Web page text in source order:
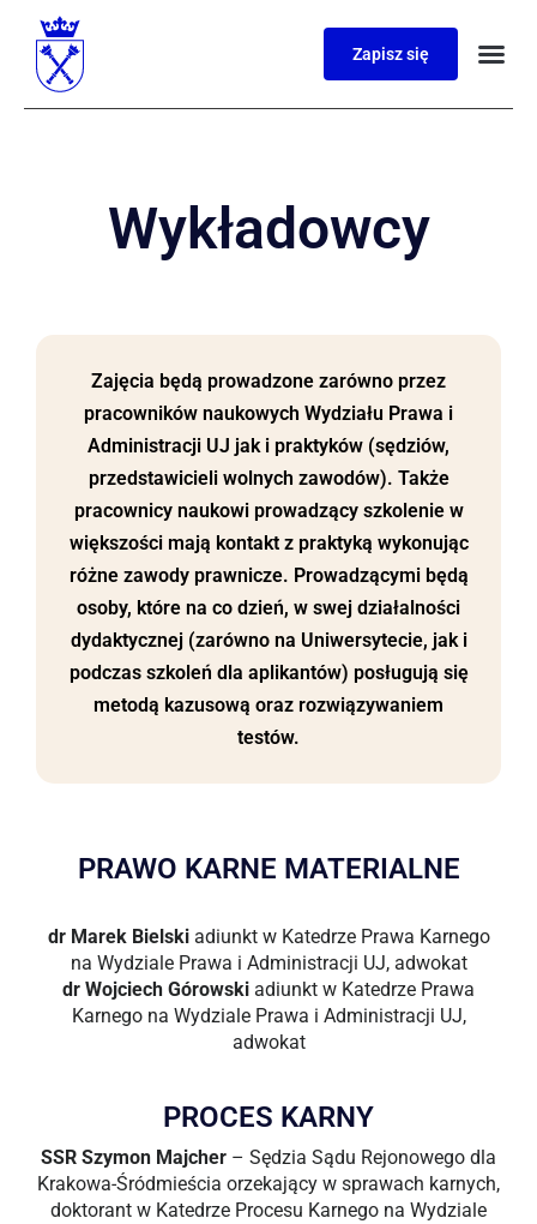
Zapisz się
Wykładowcy
Zajęcia będą prowadzone zarówno przez
pracowników naukowych Wydziału Prawa i
Administracji UJ jak i praktyków (sędziów,
przedstawicieli wolnych zawodów). Także
pracownicy naukowi prowadzący szkolenie w
większości mają kontakt z praktyką wykonując
różne zawody prawnicze. Prowadzącymi będą
osoby, które na co dzień, w swej działalności
dydaktycznej (zarówno na Uniwersytecie, jak i
podczas szkoleń dla aplikantów) posługują się
metodą kazusową oraz rozwiązywaniem
testów.
PRAWO KARNE MATERIALNE
dr Marek Bielskiadiunkt w Katedrze Prawa Karnego
na Wydziale Prawa i Administracji UJ, adwokat
dr Wojciech Górowski adiunkt w Katedrze Prawa
Karnego na Wydziale Prawa i Administracji UJ,
adwokat
PROCES KARNY
SSR Szymon Majcher – Sędzia Sądu Rejonowego dla
Krakowa-Śródmieścia orzekający w sprawach karnych,
doktorant w Katedrze Procesu Karnego na Wydziale